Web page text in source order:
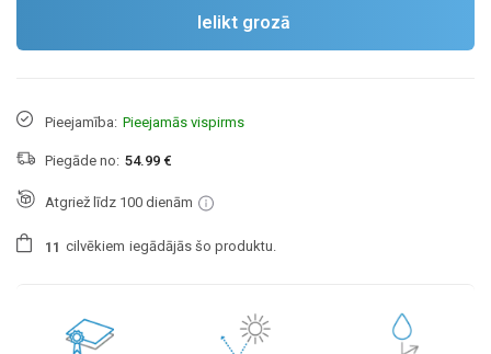
Ielikt grozā
Pieejamība: Pieejamās vispirms
Piegāde no: 54.99 €
Atgriež līdz 100 dienām
1 1 cilvēkiem iegādājās šo produktu.